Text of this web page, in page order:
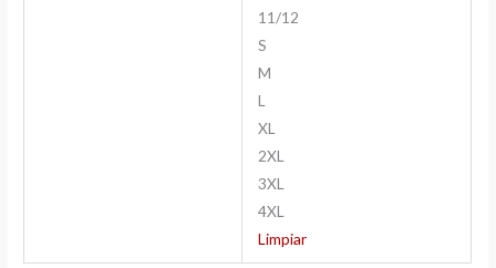
11/12
S
M
L
XL
2XL
3XL
4XL
Limpiar